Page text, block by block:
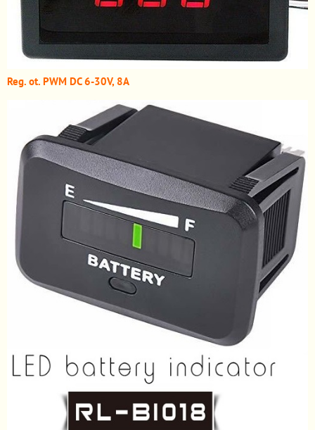
Reg. ot. PWM DC 6-30V, 8A